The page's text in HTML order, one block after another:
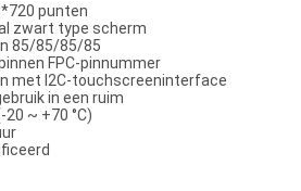
punten
zwart type scherm
85/85/85/85
FPC-pinnummer
met I2C-touchscreeninterface
in een ruim
~ +70 °C)